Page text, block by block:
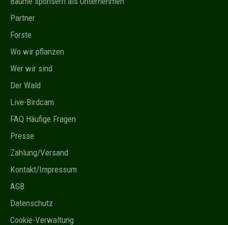
Partner
Forste
Wo wir pflanzen
Wer wir sind
Der Wald
Live-Birdcam
FAQ Häufige Fragen
Presse
Zahlung/Versand
Kontakt/Impressum
AGB
Datenschutz
Cookie-Verwaltung